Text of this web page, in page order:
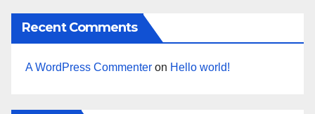
Recent Comments
A WordPress Commenter on Hello world!